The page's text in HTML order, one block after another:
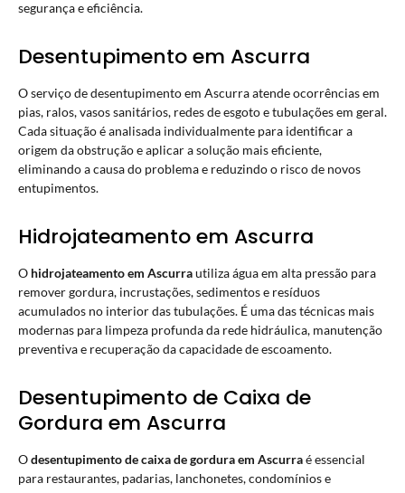
segurança e eficiência.
Desentupimento em Ascurra
O serviço de desentupimento em Ascurra atende ocorrências em
pias, ralos, vasos sanitários, redes de esgoto e tubulações em geral.
Cada situação é analisada individualmente para identificar a
origem da obstrução e aplicar a solução mais eficiente,
eliminando a causa do problema e reduzindo o risco de novos
entupimentos.
Hidrojateamento em Ascurra
O hidrojateamento em Ascurrautiliza água em alta pressão para
remover gordura, incrustações, sedimentos e resíduos
acumulados no interior das tubulações. É uma das técnicas mais
modernas para limpeza profunda da rede hidráulica, manutenção
preventiva e recuperação da capacidade de escoamento.
Desentupimento de Caixa de
Gordura em Ascurra
Odesentupimento de caixa de gordura em Ascurraé essencial
para restaurantes, padarias, lanchonetes, condomínios e